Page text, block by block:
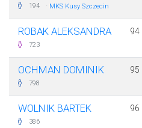
194 · MKS Kusy Szczecin
ROBAK ALEKSANDRA
723
94
OCHMAN DOMINIK
798
95
WOLNIK BARTEK
386
96